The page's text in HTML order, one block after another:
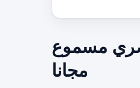
مسموع
مجانا